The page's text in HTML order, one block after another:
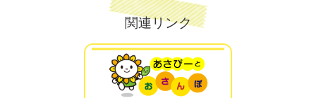
関連リンク